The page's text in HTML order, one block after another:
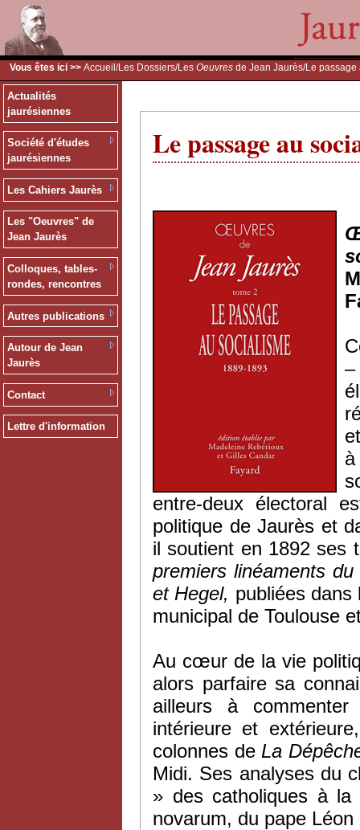
Vous êtes ici >> Accueil /Les Dossiers/Les Oeuvres de Jean Jaurès/Le passage
Actualités
jaurésiennes
Société d'études
jaurésiennes
Les Cahiers Jaurès
Les "Oeuvres" de
Jean Jaurès
Colloques, tables-
rondes, rencontres
Autres publications
Autour de Jean
Jaurès
Contact
Lettre d'information
Le passage au
à
entre-deux électoral
politique de Jaurès et
il soutient en 1892 ses
premiers linéaments
et Hegel, publiées
municipal de Toulouse
Au cœur de la vie
alors parfaire sa
ailleurs à
intérieure et
colonnes de La
Midi. Ses analyses du
» des catholiques à la
novarum, du pape